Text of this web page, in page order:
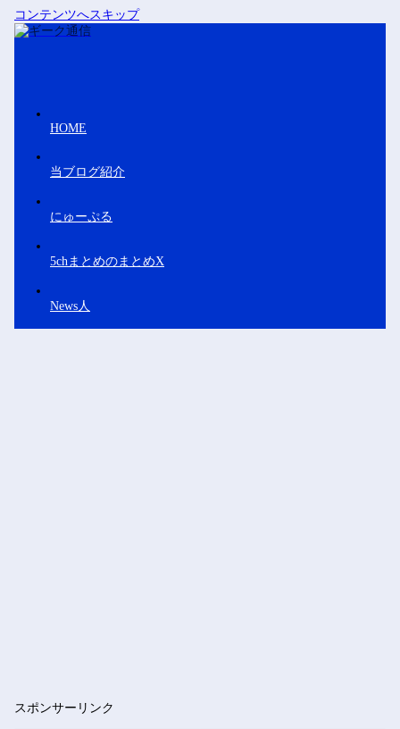
コンテンツへスキップ
HOME
当ブログ紹介
にゅーぷる
5chまとめのまとめX
News人
スポンサーリンク